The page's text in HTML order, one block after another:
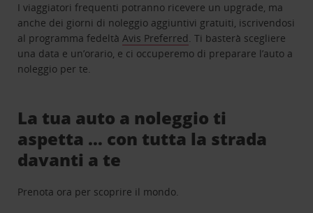
I viaggiatori frequenti potranno ricevere un upgrade, ma
anche dei giorni di noleggio aggiuntivi gratuiti, iscrivendosi
al programma fedeltàAvis Preferred. Ti basterà scegliere
una data e un’orario, e ci occuperemo di preparare l’auto a
noleggio per te.
La tua auto a noleggio ti
aspetta … con tutta la strada
davanti a te
Prenota ora per scoprire il mondo.